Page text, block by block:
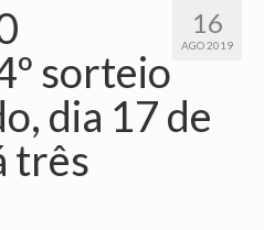
16
AGO 2019
sorteio
dia 17 de
três